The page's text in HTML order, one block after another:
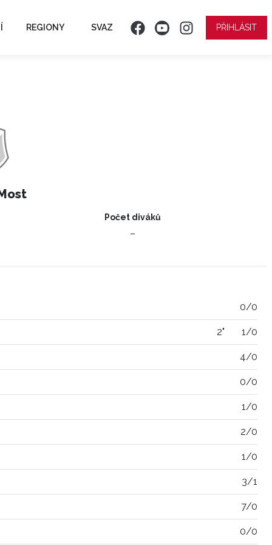
REGIONY SVAZ PŘIHLÁSIT
Počet diváků
–
0/0
2" 1/0
4/0
0/0
1/0
2/0
1/0
3/1
7/0
0/0